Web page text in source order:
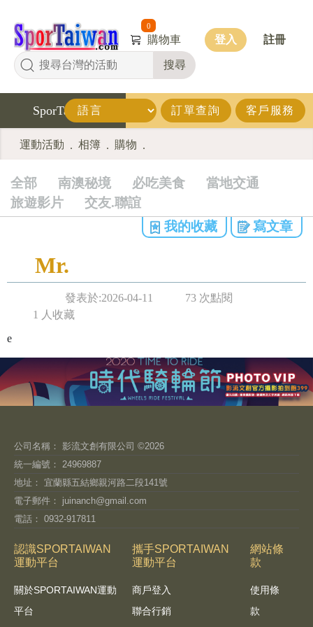
搜尋
0
購物車 登入 註冊
SporTaiwan 訂單查詢 客戶服務
運動活動 . 相簿 . 購物 .
全部 南澳秘境 必吃美食
當地交通
旅遊影片
交友.聯誼
我的收藏
寫文章
Mr.
發表於:2026-04-11
73 次點閱
1 人收藏
e
公司名稱： 影流文創有限公司 ©2026
統一編號： 24969887
地址： 宜蘭縣五結鄉親河路二段141號
電子郵件： juinanch@gmail.com
電話： 0932-917811
認識SPORTAIWAN
運動平台
關於SPORTAIWAN運動
平台
攜手SPORTAIWAN
運動平台
商戶登入
聯合行銷
網站條
款
使用條
款